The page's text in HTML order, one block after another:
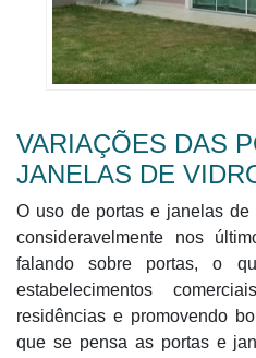
VARIAÇÕES DAS
JANELAS DE
O uso de portas e janelas de
consideravelmente nos
falando sobre portas, o
estabelecimentos
residências e promovendo
que se pensa as portas e